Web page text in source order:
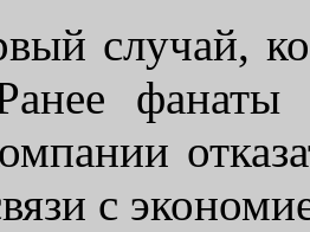
случай,
фанаты
с